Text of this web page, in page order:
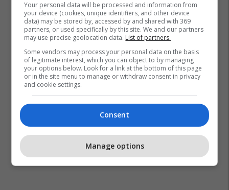
Ministria E Shëndetësisë - Mk Azir Aliu
Your personal data will be processed and information from
your device (cookies, unique identifiers, and other device
data) may be stored by, accessed by and shared with 369
partners, or used specifically by this site. We and our partners
may use precise geolocation data. List of partners.
Some vendors may process your personal data on the basis
of legitimate interest, which you can object to by managing
your options below. Look for a link at the bottom of this page
or in the site menu to manage or withdraw consent in privacy
and cookie settings.
Consent
Manage options